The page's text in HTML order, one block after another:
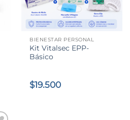
BIENESTAR PERSONAL
Kit Vitalsec EPP-
Básico
$19.500